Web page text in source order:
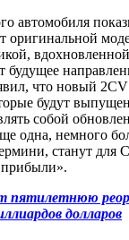
автомобиля
оригинальной
будущее
что новый 2CV
будут
собой
одна, немного
станут для
пятилетнюю
долларов